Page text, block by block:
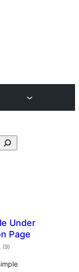
Under
Page
(9totale
bedømmelser
)